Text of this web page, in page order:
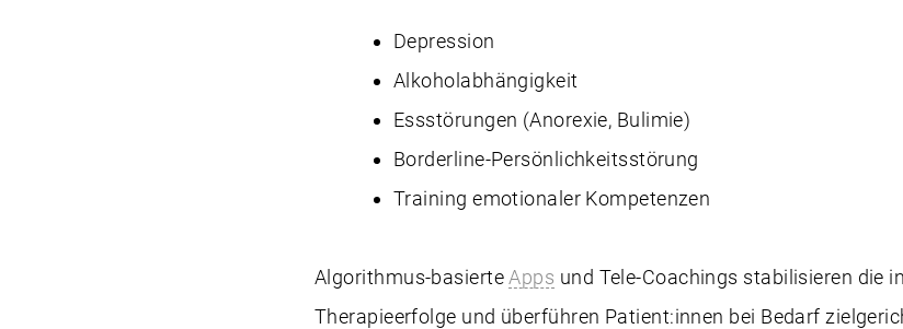
Depression
Alkoholabhängigkeit
Essstörungen (Anorexie, Bulimie)
Borderline-Persönlichkeitsstörung
Training emotionaler Kompetenzen
Algorithmus-basierte Apps und Tele-Coachings stabilisieren die
Therapieerfolge und überführen Patient:innen bei Bedarf